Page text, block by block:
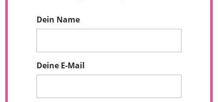
Dein Name
Deine E-Mail